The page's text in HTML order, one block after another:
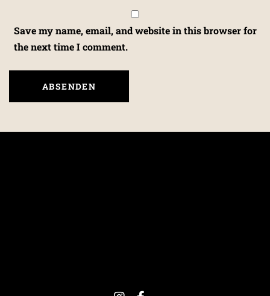
Save my name, email, and website in this browser for
the next time I comment.